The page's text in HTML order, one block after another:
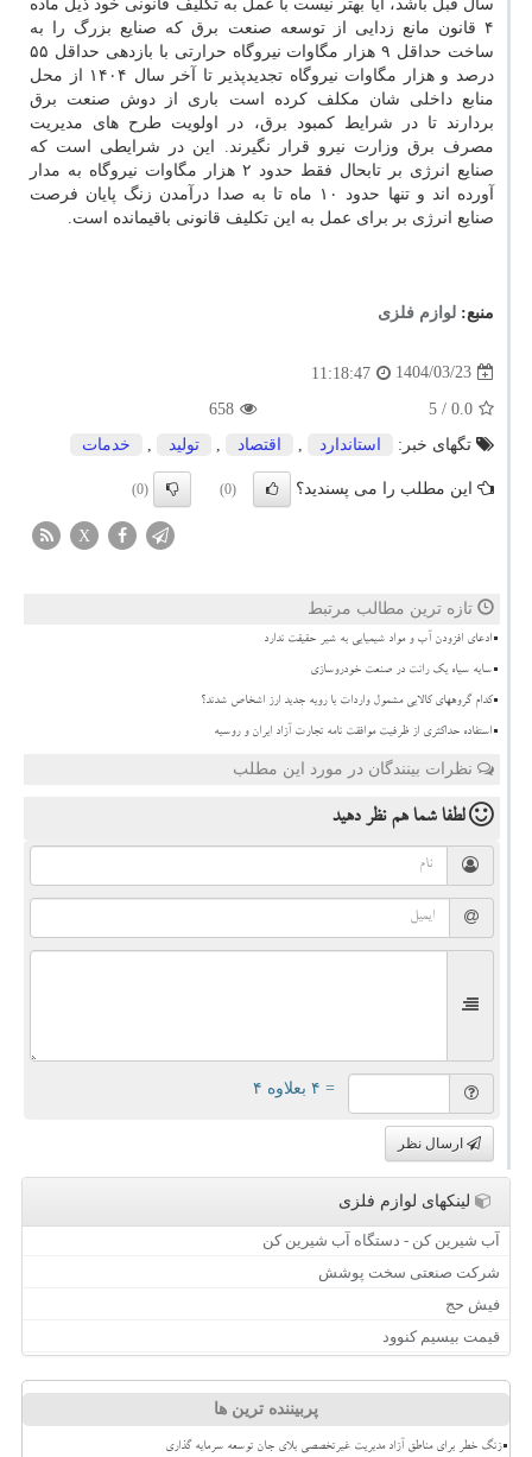
سال قبل باشد، آیا بهتر نیست با عمل به تکلیف قانونی خود ذیل ماده
۴ قانون مانع زدایی از توسعه صنعت برق که صنایع بزرگ را به
ساخت حداقل ۹ هزار مگاوات نیروگاه حرارتی با بازدهی حداقل ۵۵
درصد و هزار مگاوات نیروگاه تجدیدپذیر تا آخر سال ۱۴۰۴ از محل
منابع داخلی شان مکلف کرده است باری از دوش صنعت برق
بردارند تا در شرایط کمبود برق، در اولویت طرح های مدیریت
مصرف برق وزارت نیرو قرار نگیرند. این در شرایطی است که
صنایع انرژی بر تابحال فقط حدود ۲ هزار مگاوات نیروگاه به مدار
آورده اند و تنها حدود ۱۰ ماه تا به صدا درآمدن زنگ پایان فرصت
صنایع انرژی بر برای عمل به این تکلیف قانونی باقیمانده است.
منبع: لوازم فلزی
1404/03/23
11:18:47
0.0
/ 5
658
تگهای خبر:
استاندارد , اقتصاد , تولید , خدمات
این مطلب را می پسندید؟ (0)
(0)
X
تازه ترین مطالب مرتبط
ادعای افزودن آب و مواد شیمیایی به شیر حقیقت ندارد
سایه سیاه یک رانت در صنعت خودروسازی
کدام گروههای کالایی مشمول واردات با رویه جدید ارز اشخاص شدند؟
استفاده حداکثری از ظرفیت موافقت نامه تجارت آزاد ایران و روسیه
نظرات بینندگان در مورد این مطلب
لطفا شما همنظر دهید
= ۴ بعلاوه ۴
ارسال نظر
لینکهای لوازم فلزی
آب شیرین کن - دستگاه آب شیرین کن
شرکت صنعتی سخت پوشش
فیش حج
قیمت بیسیم کنوود
پربیننده ترین ها
زنگ خطر برای مناطق آزاد مدیریت غیرتخصصی بلای جان توسعه سرمایه گذاری